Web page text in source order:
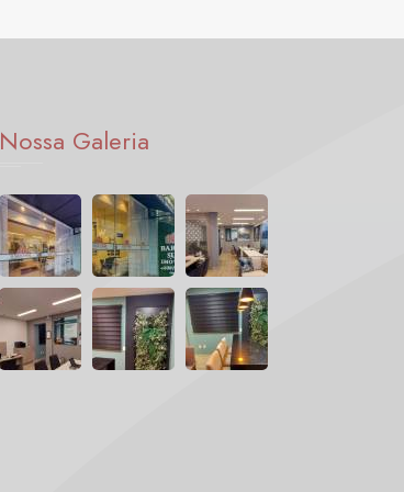
Nossa Galeria